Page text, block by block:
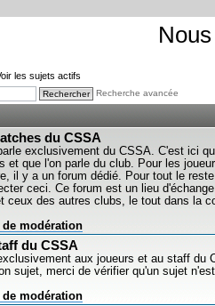
les sujets actifs
Recherche avancée
du CSSA
exclusivement du CSSA. C'est ici
et que l'on parle du club. Pour les
il y a un forum dédié. Pour tout le
ceci. Ce forum est un lieu
ceux des autres clubs, le tout dans la
de modération
du CSSA
aux joueurs et au staff du
sujet, merci de vérifier qu'un sujet
de modération